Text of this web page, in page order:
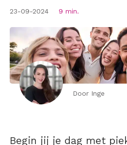
23-09-2024 9 min.
Door Inge
Begin jij je dag met